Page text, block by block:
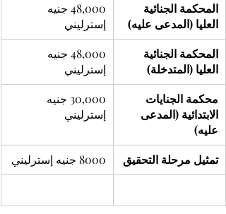
المحكمة الجنائية
العليا (المدعى عليه)
48,000 جنيه
إسترليني
المحكمة الجنائية
العليا (المتدخلة)
48,000 جنيه
إسترليني
محكمة الجنايات
الابتدائية (المدعى
عليه)
30,000 جنيه
إسترليني
تمثيل مرحلة التحقيق 8000 جنيه إسترليني